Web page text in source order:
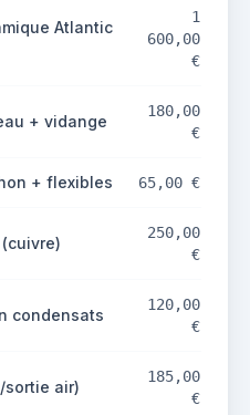
Atlantic
1
600,00
€
+ vidange
180,00
€
+ flexibles 65,00 €
250,00
€
condensats
120,00
€
sortie air)
185,00
€